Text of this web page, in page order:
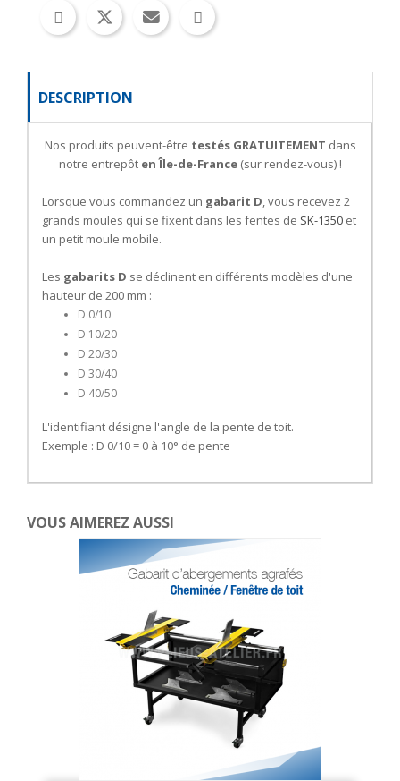
DESCRIPTION
Nos produits peuvent-être testés GRATUITEMENT dans
notre entrepôten Île-de-France (sur rendez-vous) !
Lorsque vous commandez un gabarit D, vous recevez 2
grands moules qui se fixent dans les fentes de SK-1350 et
un petit moule mobile.
Les gabarits D se déclinent en différents modèles d'une
hauteur de 200 mm :
D 0/10
D 10/20
D 20/30
D 30/40
D 40/50
L'identifiant désigne l'angle de la pente de toit.
Exemple : D 0/10 = 0 à 10° de pente
VOUS AIMEREZ AUSSI